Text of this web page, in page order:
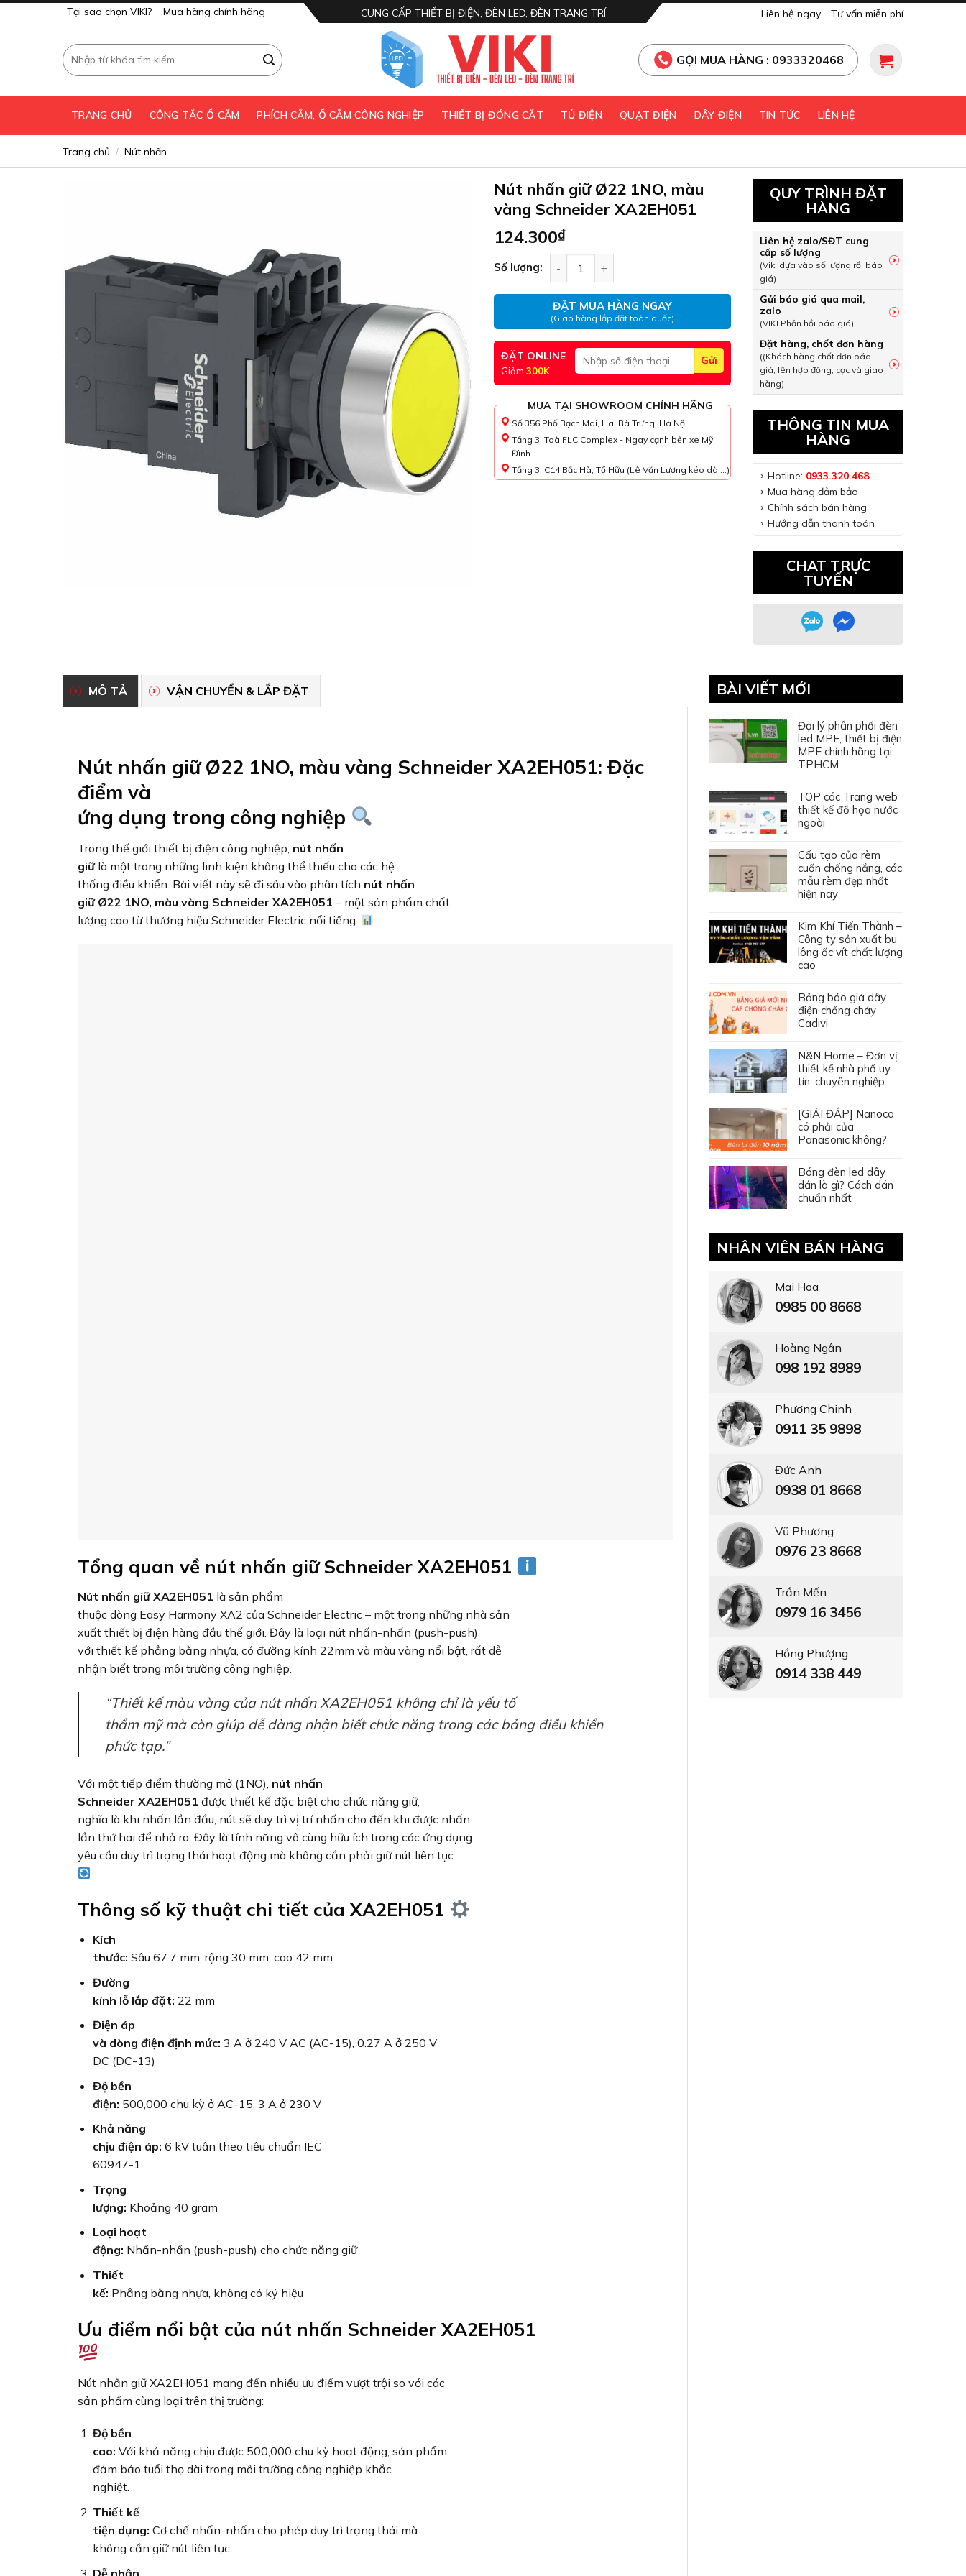
Tại sao chọn VIKI? Mua hàng chính hãng CUNG CẤP THIẾT BỊ ĐIỆN, ĐÈN LED, ĐÈN TRANG TRÍ Liên hệ ngay Tư vấn miễn phí
Tìm
kiếm:
GỌI MUA HÀNG : 0933320468
TRANG CHỦ CÔNG TẮC Ổ CẮM PHÍCH CẮM, Ổ CẮM CÔNG NGHIỆP THIẾT BỊ ĐÓNG CẮT TỦ ĐIỆN QUẠT ĐIỆN DÂY ĐIỆN TIN TỨC LIÊN HỆ
Trang chủ / Nút nhấn
Nút nhấn giữ Ø22 1NO, màu
vàng Schneider XA2EH051
124.300₫
Số lượng: Nút nhấn giữ Ø22 1NO, màu vàng Schneider XA2EH051 số lượng
ĐẶT MUA HÀNG NGAY
(Giao hàng lắp đặt toàn quốc)
ĐẶT ONLINE
Giảm 300K
MUA TẠI SHOWROOM CHÍNH HÃNG
Số 356 Phố Bạch Mai, Hai Bà Trưng, Hà Nội
Tầng 3, Toà FLC Complex - Ngay cạnh bến xe Mỹ
Đình
Tầng 3, C14 Bắc Hà, Tố Hữu (Lê Văn Lương kéo dài...)
QUY TRÌNH ĐẶT
HÀNG
Liên hệ zalo/SĐT cung
cấp số lượng
(Viki dựa vào số lượng rồi báo
giá)
Gửi báo giá qua mail,
zalo
(VIKI Phản hồi báo giá)
Đặt hàng, chốt đơn hàng
((Khách hàng chốt đơn báo
giá, lên hợp đồng, cọc và giao
hàng)
THÔNG TIN MUA
HÀNG
Hotline: 0933.320.468
Mua hàng đảm bảo
Chính sách bán hàng
Hướng dẫn thanh toán
CHAT TRỰC
TUYẾN
MÔ TẢ VẬN CHUYỂN & LẮP ĐẶT
Nút nhấn giữ Ø22 1NO, màu vàng Schneider XA2EH051: Đặc
điểm và
ứng dụng trong công nghiệp
Trong thế giới thiết bị điện công nghiệp, nút nhấn
giữlà một trong những linh kiện không thể thiếu cho các hệ
thống điều khiển. Bài viết này sẽ đi sâu vào phân tích nút nhấn
giữ Ø22 1NO, màu vàng Schneider XA2EH051 – một sản phẩm chất
lượng cao từ thương hiệu Schneider Electric nổi tiếng.
Tổng quan về nút nhấn giữ Schneider XA2EH051
Nút nhấn giữ XA2EH051 là sản phẩm
thuộc dòng Easy Harmony XA2 của Schneider Electric – một trong những nhà sản
xuất thiết bị điện hàng đầu thế giới. Đây là loại nút nhấn-nhấn (push-push)
với thiết kế phẳng bằng nhựa, có đường kính 22mm và màu vàng nổi bật, rất dễ
nhận biết trong môi trường công nghiệp.
“Thiết kế màu vàng của nút nhấn XA2EH051 không chỉ là yếu tố
thẩm mỹ mà còn giúp dễ dàng nhận biết chức năng trong các bảng điều khiển
phức tạp.”
Với một tiếp điểm thường mở (1NO), nút nhấn
Schneider XA2EH051 được thiết kế đặc biệt cho chức năng giữ,
nghĩa là khi nhấn lần đầu, nút sẽ duy trì vị trí nhấn cho đến khi được nhấn
lần thứ hai để nhả ra. Đây là tính năng vô cùng hữu ích trong các ứng dụng
yêu cầu duy trì trạng thái hoạt động mà không cần phải giữ nút liên tục.
Thông số kỹ thuật chi tiết của XA2EH051
Kích
thước: Sâu 67.7 mm, rộng 30 mm, cao 42 mm
Đường
kính lỗ lắp đặt: 22 mm
Điện áp
và dòng điện định mức: 3 A ở 240 V AC (AC-15), 0.27 A ở 250 V
DC (DC-13)
Độ bền
điện: 500,000 chu kỳ ở AC-15, 3 A ở 230 V
Khả năng
chịu điện áp: 6 kV tuân theo tiêu chuẩn IEC
60947-1
Trọng
lượng: Khoảng 40 gram
Loại hoạt
động: Nhấn-nhấn (push-push) cho chức năng giữ
Thiết
kế: Phẳng bằng nhựa, không có ký hiệu
Ưu điểm nổi bật của nút nhấn Schneider XA2EH051
Nút nhấn giữ XA2EH051 mang đến nhiều ưu điểm vượt trội so với các
sản phẩm cùng loại trên thị trường:
Độ bền
cao: Với khả năng chịu được 500,000 chu kỳ hoạt động, sản phẩm
đảm bảo tuổi thọ dài trong môi trường công nghiệp khắc
nghiệt.
Thiết kế
tiện dụng: Cơ chế nhấn-nhấn cho phép duy trì trạng thái mà
không cần giữ nút liên tục.
Dễ nhận
BÀI VIẾT MỚI
Đại lý phân phối đèn
led MPE, thiết bị điện
MPE chính hãng tại
TPHCM
TOP các Trang web
thiết kế đồ họa nước
ngoài
Cấu tạo của rèm
cuốn chống nắng, các
mẫu rèm đẹp nhất
hiện nay
Kim Khí Tiến Thành –
Công ty sản xuất bu
lông ốc vít chất lượng
cao
Bảng báo giá dây
điện chống cháy
Cadivi
N&N Home – Đơn vị
thiết kế nhà phố uy
tín, chuyên nghiệp
[GIẢI ĐÁP] Nanoco
có phải của
Panasonic không?
Bóng đèn led dây
dán là gì? Cách dán
chuẩn nhất
NHÂN VIÊN BÁN HÀNG
Mai Hoa
0985 00 8668
Hoàng Ngân
098 192 8989
Phương Chinh
0911 35 9898
Đức Anh
0938 01 8668
Vũ Phương
0976 23 8668
Trần Mến
0979 16 3456
Hồng Phượng
0914 338 449